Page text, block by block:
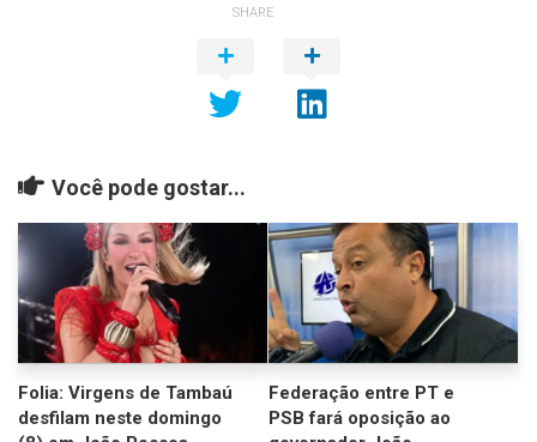
SHARE
Você pode gostar...
Folia: Virgens de Tambaú
desfilam neste domingo
Federação entre PT e
PSB fará oposição ao